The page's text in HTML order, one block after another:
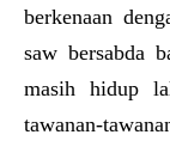
berkenaan
saw bersabda
masih hidup
tawanan-